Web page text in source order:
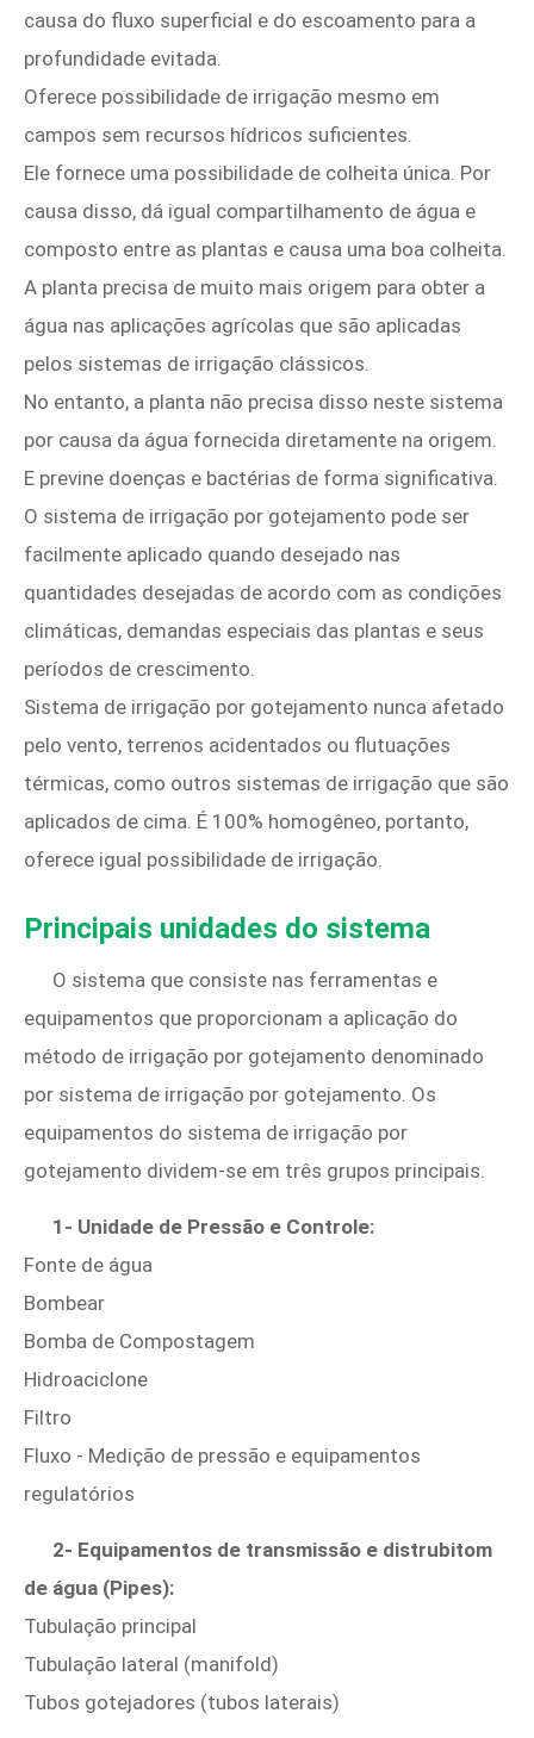
causa do fluxo superficial e do escoamento para a
profundidade evitada.
Oferece possibilidade de irrigação mesmo em
campos sem recursos hídricos suficientes.
Ele fornece uma possibilidade de colheita única. Por
causa disso, dá igual compartilhamento de água e
composto entre as plantas e causa uma boa colheita.
A planta precisa de muito mais origem para obter a
água nas aplicações agrícolas que são aplicadas
pelos sistemas de irrigação clássicos.
No entanto, a planta não precisa disso neste sistema
por causa da água fornecida diretamente na origem.
E previne doenças e bactérias de forma significativa.
O sistema de irrigação por gotejamento pode ser
facilmente aplicado quando desejado nas
quantidades desejadas de acordo com as condições
climáticas, demandas especiais das plantas e seus
períodos de crescimento.
Sistema de irrigação por gotejamento nunca afetado
pelo vento, terrenos acidentados ou flutuações
térmicas, como outros sistemas de irrigação que são
aplicados de cima. É 100% homogêneo, portanto,
oferece igual possibilidade de irrigação.
Principais unidades do sistema
O sistema que consiste nas ferramentas e
equipamentos que proporcionam a aplicação do
método de irrigação por gotejamento denominado
por sistema de irrigação por gotejamento. Os
equipamentos do sistema de irrigação por
gotejamento dividem-se em três grupos principais.
1- Unidade de Pressão e Controle:
Fonte de água
Bombear
Bomba de Compostagem
Hidroaciclone
Filtro
Fluxo - Medição de pressão e equipamentos
regulatórios
2- Equipamentos de transmissão e distrubitom
de água (Pipes):
Tubulação principal
Tubulação lateral (manifold)
Tubos gotejadores (tubos laterais)